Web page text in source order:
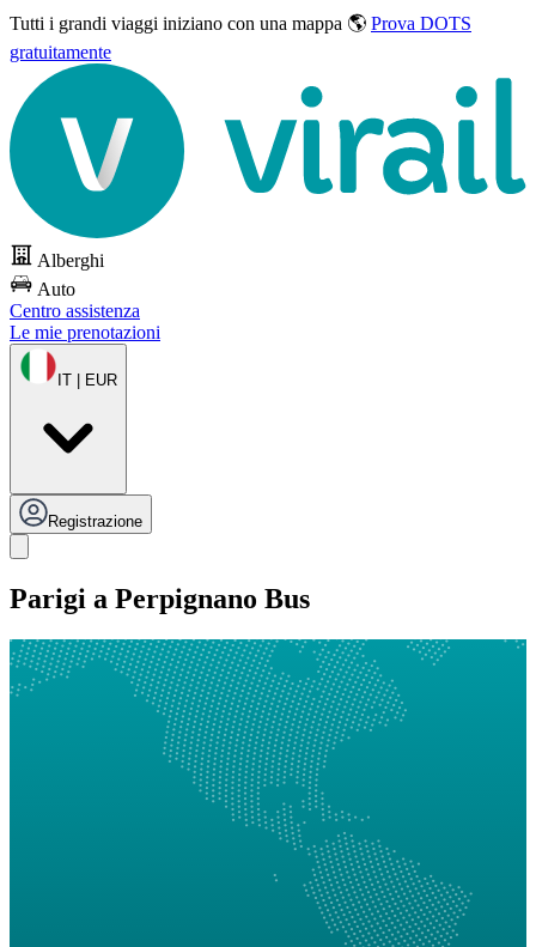
Tutti i grandi viaggi iniziano con una mappa 🌎 Prova DOTS
gratuitamente
Alberghi
Auto
Centro assistenza
Le mie prenotazioni
IT | EUR
Registrazione
Parigi a Perpignano Bus